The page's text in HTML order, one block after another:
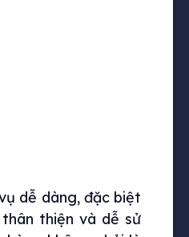
dễ dàng, đặc biệt
thiện và dễ sử